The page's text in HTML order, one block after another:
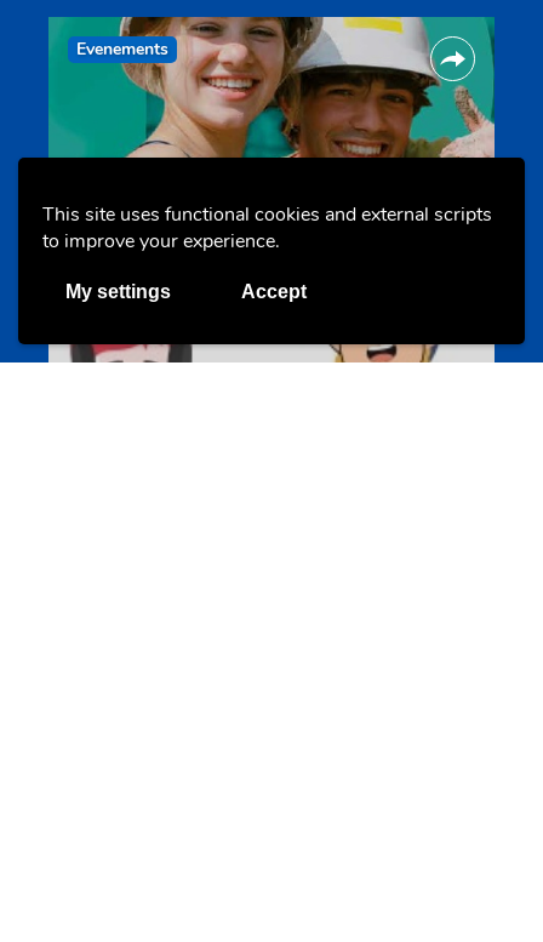
This site uses functional cookies and external scripts
to improve your experience.
My settings Accept
Evenements
Les meilleurs projets jeunesse